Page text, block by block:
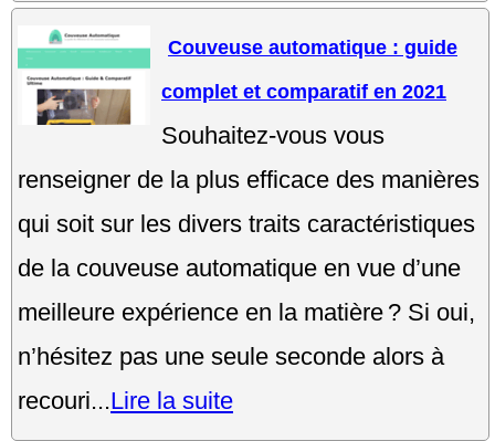
Couveuse automatique : guide
complet et comparatif en 2021
Souhaitez-vous vous
renseigner de la plus efficace des manières
qui soit sur les divers traits caractéristiques
de la couveuse automatique en vue d’une
meilleure expérience en la matière ? Si oui,
n’hésitez pas une seule seconde alors à
recouri...Lire la suite